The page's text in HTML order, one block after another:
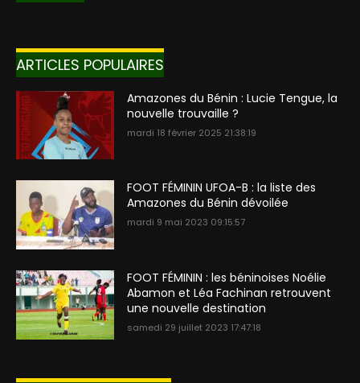
ARTICLES POPULAIRES
Amazones du Bénin : Lucie Tengue, la
nouvelle trouvaille ?
mardi 18 février 2025 21:38:19
FOOT FÉMININ UFOA-B : la liste des
Amazones du Bénin dévoilée
mardi 9 mai 2023 09:15:57
FOOT FÉMININ : les béninoises Noélie
Abamon et Léa Fachinan retrouvent
une nouvelle destination
samedi 29 juillet 2023 17:47:18